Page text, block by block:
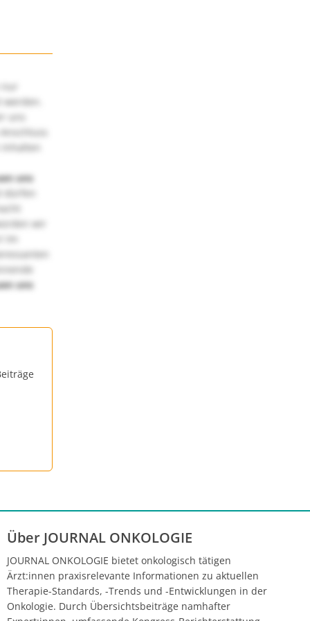
uns
uns
wir
Im
uns
Über JOURNAL ONKOLOGIE
JOURNAL ONKOLOGIE bietet onkologisch tätigen
Ärzt:innen praxisrelevante Informationen zu aktuellen
Therapie-Standards, -Trends und -Entwicklungen in der
Onkologie. Durch Übersichtsbeiträge namhafter